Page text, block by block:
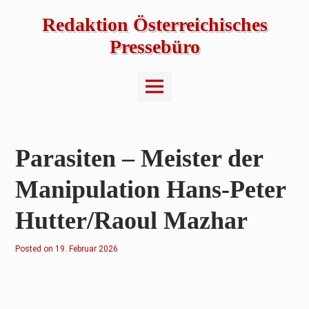
Redaktion Österreichisches
Pressebüro
Main
Menu
Parasiten – Meister der
Manipulation Hans-Peter
Hutter/Raoul Mazhar
Posted on19. Februar 2026